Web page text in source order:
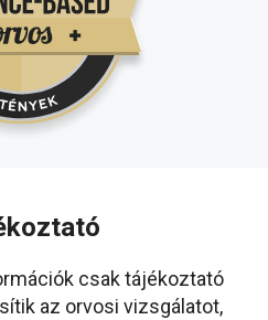
csak tájékoztató
az orvosi vizsgálatot,